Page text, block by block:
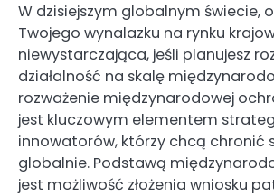
W dzisiejszym globalnym świecie,
Twojego wynalazku na rynku
niewystarczająca, jeśli planujesz
działalność na skalę
rozważenie międzynarodowej
jest kluczowym elementem
innowatorów, którzy chcą chronić
globalnie. Podstawą
jest możliwość złożenia wniosku